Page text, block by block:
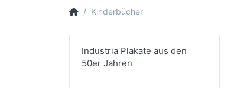
Startseite
Kinderbücher
Industria Plakate aus den
50er Jahren